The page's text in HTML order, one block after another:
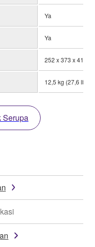
Ya
Ya
252 x 373 x 418
12,5 kg (27,6 lbs)
Serupa